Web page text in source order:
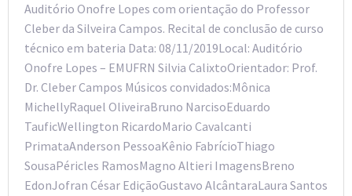
Auditório Onofre Lopes com orientação do Professor
Cleber da Silveira Campos. Recital de conclusão de curso
técnico em bateria Data: 08/11/2019Local: Auditório
Onofre Lopes – EMUFRN Silvia CalixtoOrientador: Prof.
Dr. Cleber Campos Músicos convidados:Mônica
MichellyRaquel OliveiraBruno NarcisoEduardo
TauficWellington RicardoMario Cavalcanti
PrimataAnderson PessoaKênio FabrícioThiago
SousaPéricles RamosMagno Altieri ImagensBreno
EdonJofran César EdiçãoGustavo AlcântaraLaura Santos